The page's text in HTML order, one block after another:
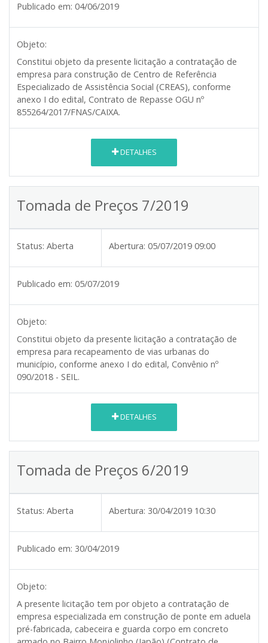
Publicado em: 04/06/2019
Objeto:
Constitui objeto da presente licitação a contratação de
empresa para construção de Centro de Referência
Especializado de Assistência Social (CREAS), conforme
anexo I do edital, Contrato de Repasse OGU nº
855264/2017/FNAS/CAIXA.
DETALHES
Tomada de Preços 7/2019
Status: Aberta Abertura: 05/07/2019 09:00
Publicado em: 05/07/2019
Objeto:
Constitui objeto da presente licitação a contratação de
empresa para recapeamento de vias urbanas do
município, conforme anexo I do edital, Convênio nº
090/2018 - SEIL.
DETALHES
Tomada de Preços 6/2019
Status: Aberta Abertura: 30/04/2019 10:30
Publicado em: 30/04/2019
Objeto:
A presente licitação tem por objeto a contratação de
empresa especializada em construção de ponte em aduela
pré-fabricada, cabeceira e guarda corpo em concreto